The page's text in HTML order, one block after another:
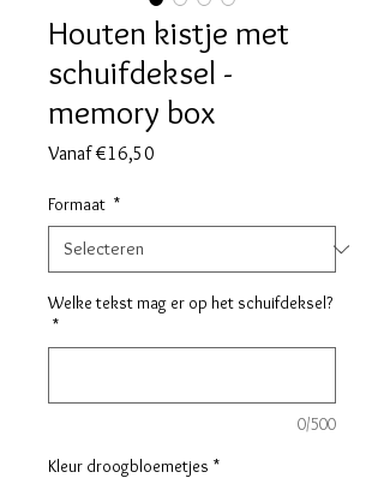
Houten kistje met
schuifdeksel -
memory box
Vanaf€16,50
Formaat *
Welke tekst mag er op het schuifdeksel?
*
0/500
Kleur droogbloemetjes *